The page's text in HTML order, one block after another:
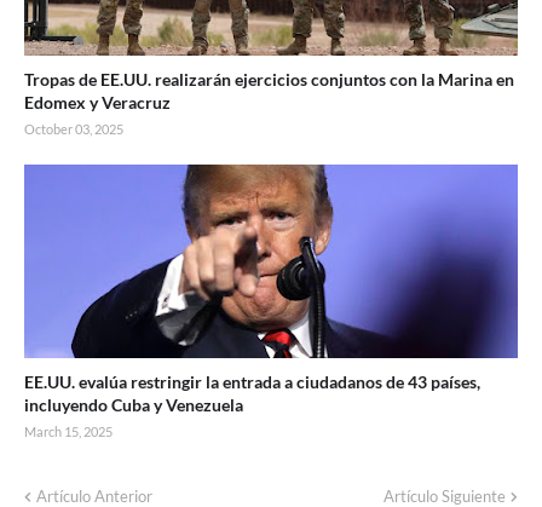
Tropas de EE.UU. realizarán ejercicios conjuntos con la Marina en
Edomex y Veracruz
October 03, 2025
EE.UU. evalúa restringir la entrada a ciudadanos de 43 países,
incluyendo Cuba y Venezuela
March 15, 2025
Artículo Anterior Artículo Siguiente